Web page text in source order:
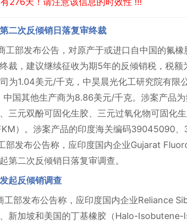
二次反倾销日落复审终裁
工部发布公告，对原产于或进口自中国的氟
裁，建议继续征收为期5年的反倾销税，税
为1.04美元/千克，中昊晨光化工研究院有限
国其他生产商为8.86美元/千克。涉案产品
三元双酚可固化生胶、三元过氧化物可固化
）。涉案产品的印度海关编码39045090
部发布公告称，应印度国内企业Gujarat
第二次反倾销日落复审调查。
起反倾销调查
工部发布公告称，应印度国内企业Reliance
新加坡和美国的丁基橡胶（Halo-